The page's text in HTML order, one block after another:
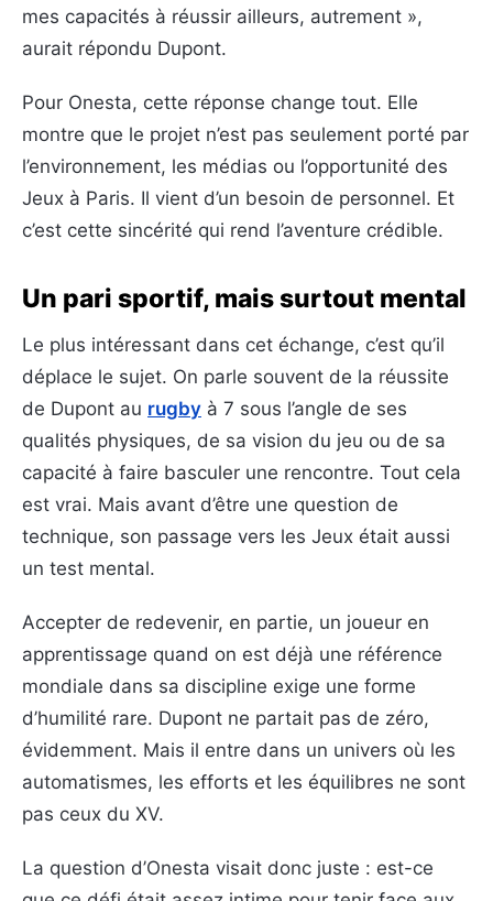
mes capacités à réussir ailleurs, autrement »,
aurait répondu Dupont.
Pour Onesta, cette réponse change tout. Elle
montre que le projet n’est pas seulement porté par
l’environnement, les médias ou l’opportunité des
Jeux à Paris. Il vient d’un besoin de personnel. Et
c’est cette sincérité qui rend l’aventure crédible.
Un pari sportif, mais surtout mental
Le plus intéressant dans cet échange, c’est qu’il
déplace le sujet. On parle souvent de la réussite
de Dupont au rugby à 7 sous l’angle de ses
qualités physiques, de sa vision du jeu ou de sa
capacité à faire basculer une rencontre. Tout cela
est vrai. Mais avant d’être une question de
technique, son passage vers les Jeux était aussi
un test mental.
Accepter de redevenir, en partie, un joueur en
apprentissage quand on est déjà une référence
mondiale dans sa discipline exige une forme
d’humilité rare. Dupont ne partait pas de zéro,
évidemment. Mais il entre dans un univers où les
automatismes, les efforts et les équilibres ne sont
pas ceux du XV.
La question d’Onesta visait donc juste : est-ce